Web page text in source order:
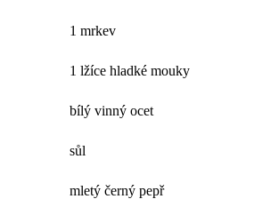
1 mrkev
1 lžíce hladké mouky
bílý vinný ocet
sůl
mletý černý pepř